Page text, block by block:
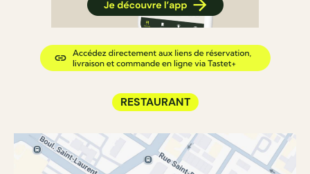
RESTAURANT